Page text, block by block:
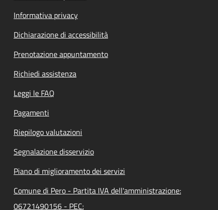
Informativa privacy
Dichiarazione di accessibilità
Prenotazione appuntamento
Richiedi assistenza
Leggi le FAQ
Pagamenti
Riepilogo valutazioni
Segnalazione disservizio
Piano di miglioramento dei servizi
Comune di Pero - Partita IVA dell'amministrazione:
06721490156 - PEC: